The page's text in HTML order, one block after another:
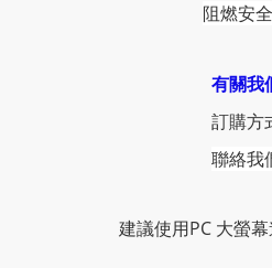
阻燃安
有關我
訂購方
聯絡我
建議使用PC 大螢